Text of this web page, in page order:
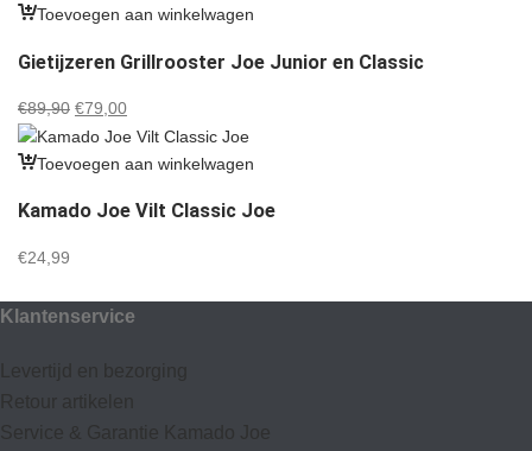
€299,00.€245,00.
Toevoegen aan winkelwagen
Gietijzeren Grillrooster Joe Junior en Classic
€89,90 Oorspronkelijke
prijs
was:
€79,00Huidige
prijs
is:
Toevoegen aan winkelwagen
Kamado Joe Vilt Classic Joe
€24,99
Klantenservice
Levertijd en bezorging
Retour artikelen
Service & Garantie Kamado Joe